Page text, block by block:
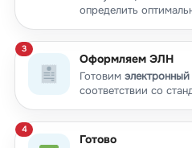
определить
Оформляем ЭЛН
Готовим
соответствии со
Готово